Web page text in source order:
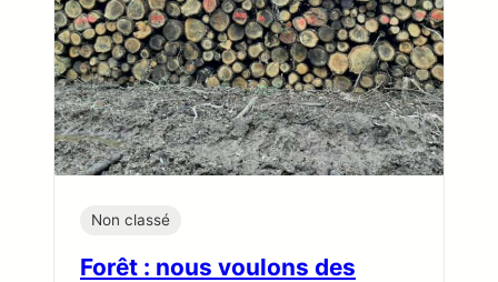
Non classé
Forêt : nous voulons des